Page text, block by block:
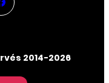
2014-2026